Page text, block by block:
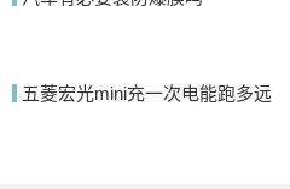
五菱宏光mini充一次电能跑多远